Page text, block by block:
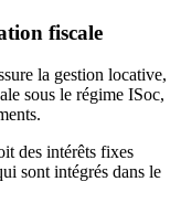
fiscale
la gestion locative,
sous le régime ISoc,
des intérêts fixes
sont intégrés dans le